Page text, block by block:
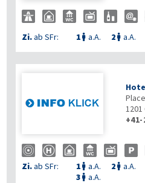
Zi.ab SFr: 1  a.A. 2  a.A.
1201
+41-
Zi.ab SFr: 1  a.A. 2  a.A.
3  a.A.